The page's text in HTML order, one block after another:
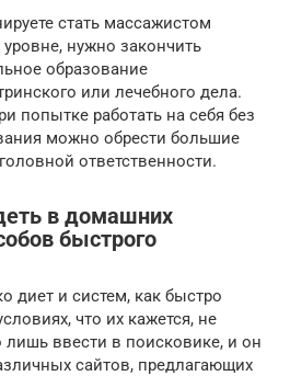
стать массажистом
нужно закончить
образование
или лечебного дела.
попытке работать на себя без
можно обрести большие
ответственности.
в домашних
быстрого
диет и систем, как быстро
что их кажется, не
лишь ввести в поисковике, и он
сайтов, предлагающих